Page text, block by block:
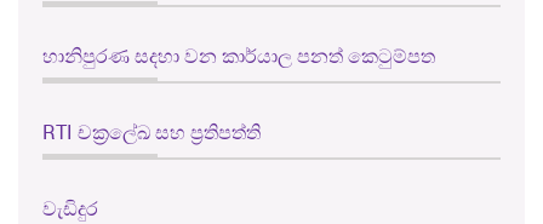
හානිපුරණ සදහා වන කාර්යාල පනත් කෙටුම්පත
RTI චක්‍රලේඛ සහ ප්‍රතිපත්ති
වැඩිදුර